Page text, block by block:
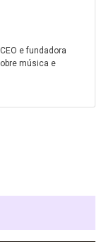
e fundadora
música e